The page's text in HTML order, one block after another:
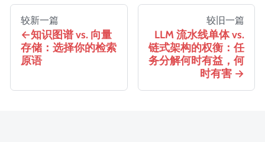
较新一篇
知识图谱 vs. 向量
存储：选择你的检索
原语
较旧一篇
LLM 流水线单体 vs.
链式架构的权衡：任
务分解何时有益，何
时有害